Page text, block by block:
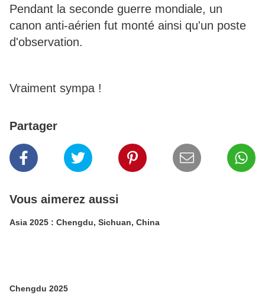
Pendant la seconde guerre mondiale, un
canon anti-aérien fut monté ainsi qu'un poste
d'observation.
Vraiment sympa !
Partager
Vous aimerez aussi
Asia 2025 : Chengdu, Sichuan, China
Chengdu 2025